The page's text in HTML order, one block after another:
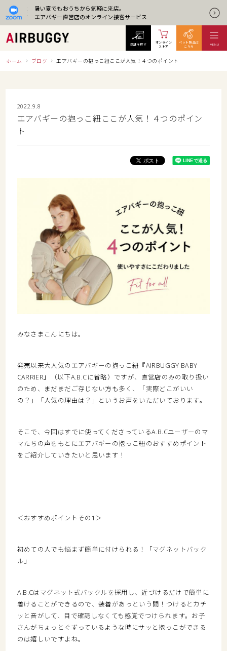
暑い夏でもおうちから気軽に来店。
エアバギー直営店のオンライン接客サービス
ホーム ブログ エアバギーの抱っこ紐ここが人気！４つのポイント
2022.9.8
エアバギーの抱っこ紐ここが人気！４つのポイン
ト
みなさまこんにちは。
発売以来大人気のエアバギーの抱っこ紐『AIRBUGGY BABY
CARRIER』（以下A.B.Cに省略）ですが、直営店のみの取り扱い
のため、まだまだご存じない方も多く、「実際どこがいい
の？」「人気の理由は？」というお声をいただいております。
そこで、今回はすでに使ってくださっているA.B.Cユーザーのマ
マたちの声をもとにエアバギーの抱っこ紐のおすすめポイント
をご紹介していきたいと思います！
＜おすすめポイントその1＞
初めての人でも悩まず簡単に付けられる！「マグネットバック
ル」
A.B.Cはマグネット式バックルを採用し、近づけるだけで簡単に
着けることができるので、装着があっという間！つけるとカチ
ッと音がして、目で確認しなくても感覚でつけられます。お子
さんがちょっとぐずっているような時にサッと抱っこができる
のは嬉しいですよね。
店舗を探す
オンライン
ストア
ペット製品は
こちら
MENU